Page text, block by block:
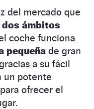
del mercado que
dos ámbitos
coche funciona
pequeña de gran
a su fácil
un potente
para ofrecer el